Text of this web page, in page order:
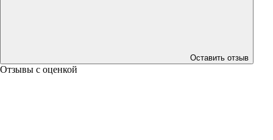
Оставить отзыв
Отзывы с оценкой